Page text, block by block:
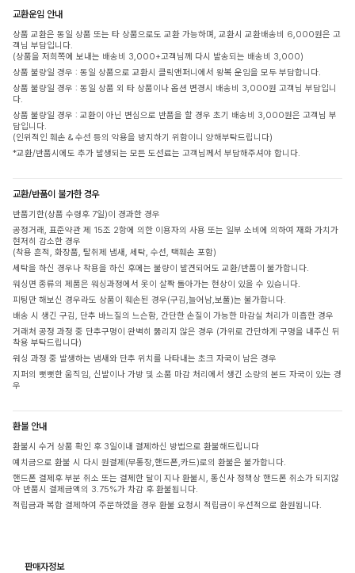
교환운임 안내
상품 교환은 동일 상품 또는 타 상품으로도 교환 가능하며, 교환시 교환배송비 6,000원은 고
객님 부담입니다.
(상품을 저희쪽에 보내는 배송비 3,000+고객님께 다시 발송되는 배송비 3,000)
상품 불량일 경우 : 동일 상품으로 교환시 클릭앤퍼니에서 왕복 운임을 모두 부담합니다.
상품 불량일 경우 : 동일 상품 외 타 상품이나 옵션 변경시 배송비 3,000원 고객님 부담입니
다.
상품 불량일 경우 : 교환이 아닌 변심으로 반품을 할 경우 초기 배송비 3,000원은 고객님 부
담입니다.
(인위적인 훼손 & 수선 등의 악용을 방지하기 위함이니 양해부탁드립니다)
*교환/반품시에도 추가 발생되는 모든 도선료는 고객님께서 부담해주셔야 합니다.
교환/반품이 불가한 경우
반품기한(상품 수령후 7일)이 경과한 경우
공정거래, 표준약관 제 15조 2항에 의한 이용자의 사용 또는 일부 소비에 의하여 재화 가치가
현저히 감소한 경우
(착용 흔적, 화장품, 탈취제 냄새, 세탁, 수선, 택훼손 포함)
세탁을 하신 경우나 착용을 하신 후에는 불량이 발견되어도 교환/반품이 불가합니다.
워싱면 종류의 제품은 워싱과정에서 옷이 살짝 돌아가는 현상이 있을 수 있습니다.
피팅만 해보신 경우라도 상품이 훼손된 경우(구김,늘어남,보풀)는 불가합니다.
배송 시 생긴 구김, 단추 바느질의 느슨함, 간단한 손질이 가능한 마감실 처리가 미흡한 경우
거래처 공정 과정 중 단추구멍이 완벽히 뚫리지 않은 경우 (가위로 간단하게 구멍을 내주신 뒤
착용 부탁드립니다)
워싱 과정 중 발생하는 냄새와 단추 위치를 나타내는 초크 자국이 남은 경우
지퍼의 뻣뻣한 움직임, 신발이나 가방 및 소품 마감 처리에서 생긴 소량의 본드 자국이 있는 경
우
환불 안내
환불시 수거 상품 확인 후 3일이내 결제하신 방법으로 환불해드립니다
예치금으로 환불 시 다시 원결제(무통장,핸드폰,카드)로의 환불은 불가합니다.
핸드폰 결제후 부분 취소 또는 결제한 달이 지나 환불시, 통신사 정책상 핸드폰 취소가 되지않
아 반품시 결제금액의 3.75%가 차감 후 환불됩니다.
적립금과 복합 결제하여 주문하였을 경우 환불 요청시 적립금이 우선적으로 환원됩니다.
판매자정보